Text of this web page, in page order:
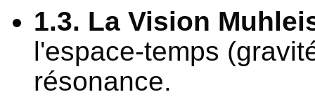
1.3. La Vision
l'espace-temps
résonance.